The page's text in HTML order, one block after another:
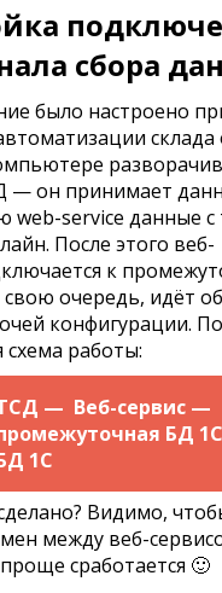
сбора
было настроено
склада
— он принимает
web-service данные
После этого веб-
к
свою очередь, идёт
конфигурации.
работы:
— Веб-сервис —
БД
1С
Видимо,
между веб-
сработается 🙂